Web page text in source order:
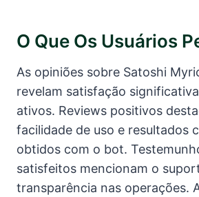
O Que Os Usuários
As opiniões sobre Satoshi
revelam satisfação
ativos. Reviews positivos
facilidade de uso e resultados
obtidos com o bot.
satisfeitos mencionam o
transparência nas operações.